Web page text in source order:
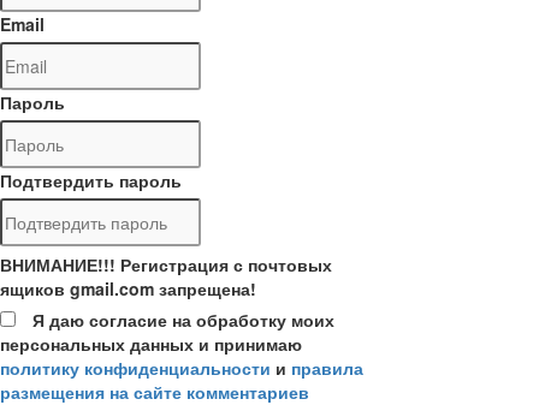
Email
Пароль
Подтвердить пароль
ВНИМАНИЕ!!! Регистрация с почтовых
ящиков gmail.com запрещена!
Я даю согласие на обработку моих
персональных данных и принимаю
политику конфиденциальности и правила
размещения на сайте комментариев